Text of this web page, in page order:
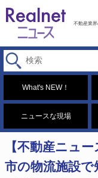
不動産業
What's NEW！
ニュースな現場
【不動産ニュ
市の物流施設